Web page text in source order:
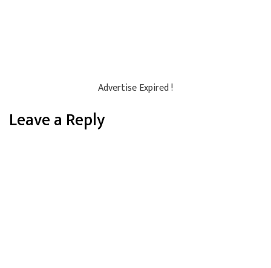
Advertise Expired !
Leave a Reply